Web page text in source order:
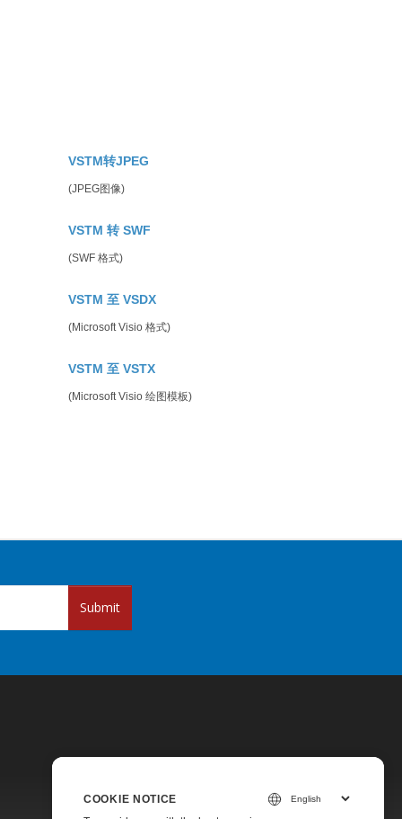
VSTM转JPEG
(JPEG图像)
VSTM 转 SWF
(SWF 格式)
VSTM 至 VSDX
(Microsoft Visio 格式)
VSTM 至 VSTX
(Microsoft Visio 绘图模板)
Submit
COOKIE NOTICE